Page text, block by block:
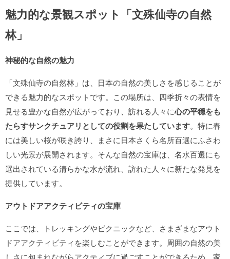
魅力的な景観スポット「文殊仙寺の自然
林」
神秘的な自然の魅力
「文殊仙寺の自然林」は、日本の自然の美しさを感じることが
できる魅力的なスポットです。この場所は、四季折々の表情を
見せる豊かな自然が広がっており、訪れる人々に心の平穏をも
たらすサンクチュアリとしての役割を果たしています。特に春
には美しい桜が咲き誇り、まさに日本さくら名所百選にふさわ
しい光景が展開されます。そんな自然の宝庫は、名水百選にも
選出されている清らかな水が流れ、訪れた人々に新たな発見を
提供しています。
アウトドアアクティビティの宝庫
ここでは、トレッキングやピクニックなど、さまざまなアウト
ドアアクティビティを楽しむことができます。周囲の自然の美
しさに包まれながらアクティブに過ごすことができるため、家